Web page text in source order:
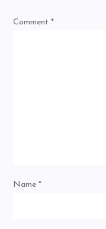
Comment*
Name*